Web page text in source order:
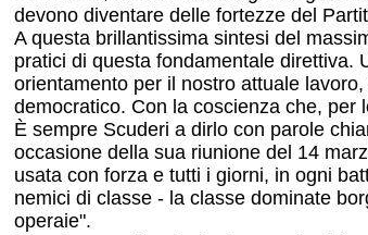
devono diventare delle fortezze del
A questa brillantissima sintesi del
pratici di questa fondamentale direttiva.
orientamento per il nostro attuale
democratico. Con la coscienza che, per
È sempre Scuderi a dirlo con parole
occasione della sua riunione del 14
usata con forza e tutti i giorni, in ogni
nemici di classe - la classe dominate
operaie".